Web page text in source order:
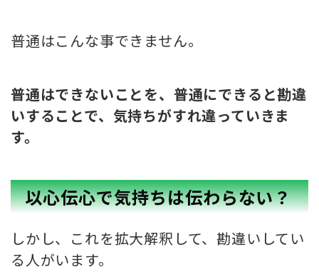
普通はこんな事できません。
普通はできないことを、普通にできると勘違
いすることで、気持ちがすれ違っていきま
す。
以心伝心で気持ちは伝わらない？
しかし、これを拡大解釈して、勘違いしてい
る人がいます。